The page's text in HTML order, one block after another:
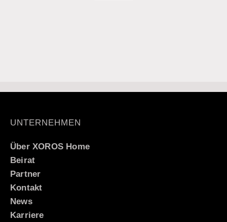
UNTERNEHMEN
Über XOROS Home
Beirat
Partner
Kontakt
News
Karriere